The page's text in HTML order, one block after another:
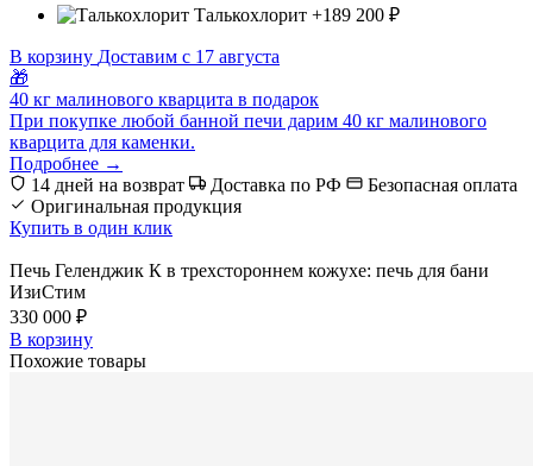
Талькохлорит +189 200 ₽
В корзину Доставим с 17 августа
🎁
40 кг малинового кварцита в подарок
При покупке любой банной печи дарим 40 кг малинового
кварцита для каменки.
Подробнее →
14 дней на возврат
Доставка по РФ
Безопасная оплата
Оригинальная продукция
Купить в один клик
Печь Геленджик К в трехстороннем кожухе: печь для бани
ИзиСтим
330 000 ₽
В корзину
Похожие товары